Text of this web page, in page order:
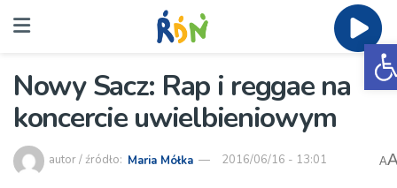
Nowy Sacz: Rap i reggae na
koncercie uwielbieniowym
autor / źródło: Maria Mółka 2016/06/16 - 13:01 A